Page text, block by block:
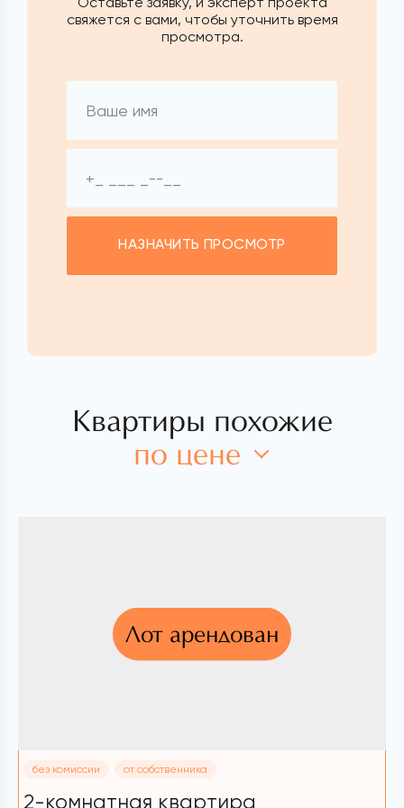
свяжется с вами, чтобы уточнить время
просмотра.
НАЗНАЧИТЬ ПРОСМОТР
Квартиры похожие
по цене
Лот арендован
без комиссии от собственника
2-комнатная квартира